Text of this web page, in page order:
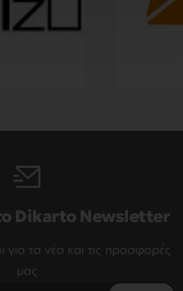
Dikarto Newsletter
για τα νέα και τις προσφορές
μας